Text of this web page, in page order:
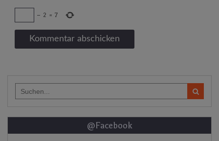
− 2 = 7
for:
@Facebook